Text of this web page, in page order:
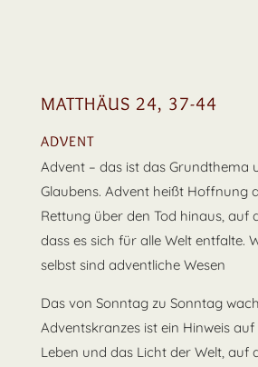
MATTHÄUS 24, 37-44
ADVENT
Advent – das ist das Grundthema
Glaubens. Advent heißt Hoffnung
Rettung über den Tod hinaus, auf
dass es sich für alle Welt entfalte.
selbst sind adventliche Wesen
Das von Sonntag zu Sonntag
Adventskranzes ist ein Hinweis
Leben und das Licht der Welt, auf